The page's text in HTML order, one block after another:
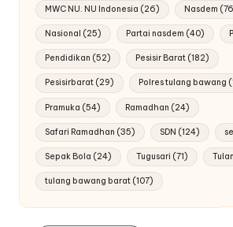
MWC NU. NU Indonesia (26) Nasdem
Nasional (25) Partai nasdem (40)
Pendidikan (52) Pesisir Barat(182)
Pesisirbarat (29) Polres tulang bawang
Pramuka (54) Ramadhan (24)
Safari Ramadhan (35) SDN (124)
Sepak Bola (24) Tugusari (71)
tulang bawang barat (107)